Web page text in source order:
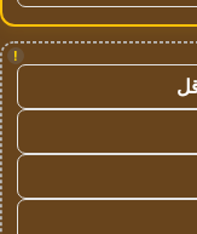
!